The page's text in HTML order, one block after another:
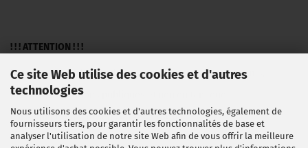
Ce site Web utilise des cookies et d'autres
technologies
Nous utilisons des cookies et d'autres technologies, également de
fournisseurs tiers, pour garantir les fonctionnalités de base et
analyser l'utilisation de notre site Web afin de vous offrir la meilleure
! ! ! ATTENTION ! ! !
Une vente n'est faite qu'aux entrepreneurs, commerçants,
pigistes, institutions publiques et non en tant que
consommateurs au sens large §13BGB.